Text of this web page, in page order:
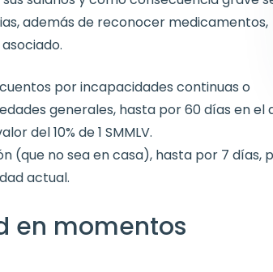
además de reconocer medicamentos,
por incapacidades continuas o
generales, hasta por 60 días en el
del 10% de 1 SMMLV.
(que no sea en casa), hasta por 7 días,
actual.
en momentos